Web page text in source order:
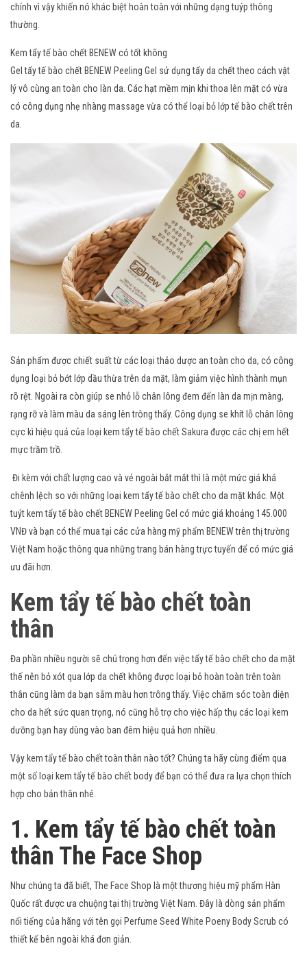
chính vì vậy khiến nó khác biệt hoàn toàn với những dạng tuýp thông
thường.
Kem tẩy tế bào chết BENEW có tốt không
Gel tẩy tế bào chết BENEW Peeling Gel sử dụng tẩy da chết theo cách vật
lý vô cùng an toàn cho làn da. Các hạt mềm mịn khi thoa lên mặt có vừa
có công dụng nhẹ nhàng massage vừa có thể loại bỏ lớp tế bào chết trên
da.
Sản phẩm được chiết suất từ các loại thảo dược an toàn cho da, có công
dụng loại bỏ bớt lớp dầu thừa trên da mặt, làm giảm việc hình thành mụn
rõ rệt. Ngoài ra còn giúp se nhỏ lỗ chân lông đem đến làn da mịn màng,
rạng rỡ và làm màu da sáng lên trông thấy. Công dụng se khít lỗ chân lông
cực kì hiệu quả của loại kem tẩy tế bào chết Sakura được các chị em hết
mực trầm trồ.
Đi kèm với chất lượng cao và vẻ ngoài bắt mắt thì là một mức giá khá
chênh lệch so với những loại kem tẩy tế bào chết cho da mặt khác. Một
tuýt kem tẩy tế bào chết BENEW Peeling Gel có mức giá khoảng 145.000
VNĐ và bạn có thể mua tại các cửa hàng mỹ phẩm BENEW trên thị trường
Việt Nam hoặc thông qua những trang bán hàng trực tuyến để có mức giá
ưu đãi hơn.
Kem tẩy tế bào chết toàn
thân
Đa phần nhiều người sẽ chú trọng hơn đến việc tẩy tế bào chết cho da mặt
thế nên bỏ xót qua lớp da chết không được loại bỏ hoàn toàn trên toàn
thân cũng làm da bạn sẫm màu hơn trông thấy. Việc chăm sóc toàn diện
cho da hết sức quan trọng, nó cũng hỗ trợ cho việc hấp thụ các loại kem
dưỡng bạn hay dùng vào ban đêm hiệu quả hơn nhiều.
Vậy kem tẩy tế bào chết toàn thân nào tốt? Chúng ta hãy cùng điểm qua
một số loại kem tẩy tế bào chết body để bạn có thể đưa ra lựa chọn thích
hợp cho bản thân nhé.
1. Kem tẩy tế bào chết toàn
thân The Face Shop
Như chúng ta đã biết, The Face Shop là một thương hiệu mỹ phẩm Hàn
Quốc rất được ưa chuộng tại thị trường Việt Nam. Đây là dòng sản phẩm
nổi tiếng của hãng với tên gọi Perfume Seed White Poeny Body Scrub có
thiết kế bên ngoài khá đơn giản.